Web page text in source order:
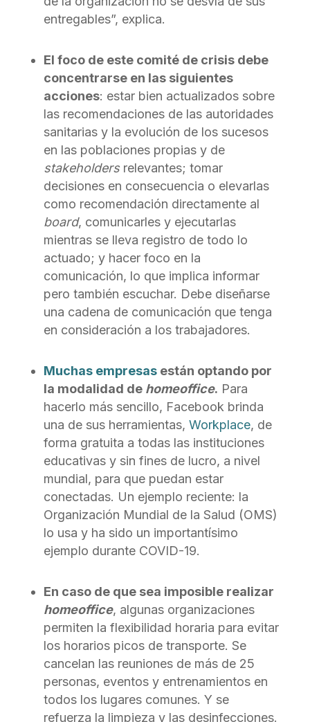
entregables”, explica.
El foco de este comité de crisis debe
concentrarse en las siguientes
acciones: estar bien actualizados sobre
las recomendaciones de las autoridades
sanitarias y la evolución de los sucesos
en las poblaciones propias y de
stakeholders relevantes; tomar
decisiones en consecuencia o elevarlas
como recomendación directamente al
board, comunicarles y ejecutarlas
mientras se lleva registro de todo lo
actuado; y hacer foco en la
comunicación, lo que implica informar
pero también escuchar. Debe diseñarse
una cadena de comunicación que tenga
en consideración a los trabajadores.
Muchas empresasestán optando por
la modalidad de homeoffice. Para
hacerlo más sencillo, Facebook brinda
una de sus herramientas, Workplace, de
forma gratuita a todas las instituciones
educativas y sin fines de lucro, a nivel
mundial, para que puedan estar
conectadas. Un ejemplo reciente: la
Organización Mundial de la Salud (OMS)
lo usa y ha sido un importantísimo
ejemplo durante COVID-19.
En caso de que sea imposible realizar
homeoffice, algunas organizaciones
permiten la flexibilidad horaria para evitar
los horarios picos de transporte. Se
cancelan las reuniones de más de 25
personas, eventos y entrenamientos en
todos los lugares comunes. Y se
refuerza la limpieza y las desinfecciones.